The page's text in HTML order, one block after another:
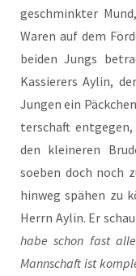
geschmink­ter
Waren auf dem
bei­den Jungs
Kas­sie­rers Aylin,
Jun­gen ein
ter­schaft
den klei­ne­ren
soeben doch noch
hin­weg spä­hen zu
Herrn Aylin. Er
habe schon fast
Mann­schaft ist